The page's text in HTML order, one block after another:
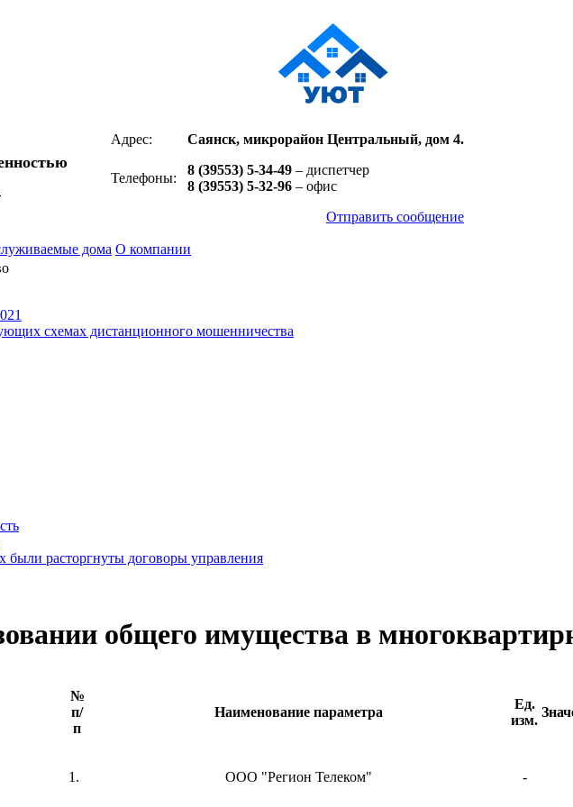
Адрес: Саянск, микрорайон Центральный, дом 4.
Телефоны:
8 (39553) 5-34-49 – диспетчер
8 (39553) 5-32-96 – офис
Отправить сообщение
дома О компании
схемах дистанционного мошенничества
расторгнуты договоры управления
общего имущества в
№
п/
п
Наименование параметра
Ед.
изм.
1. ООО "Регион Телеком" -